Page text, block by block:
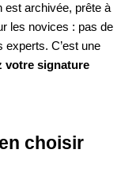
archivée, prête à
les novices : pas de
experts. C’est une
votre signature
choisir